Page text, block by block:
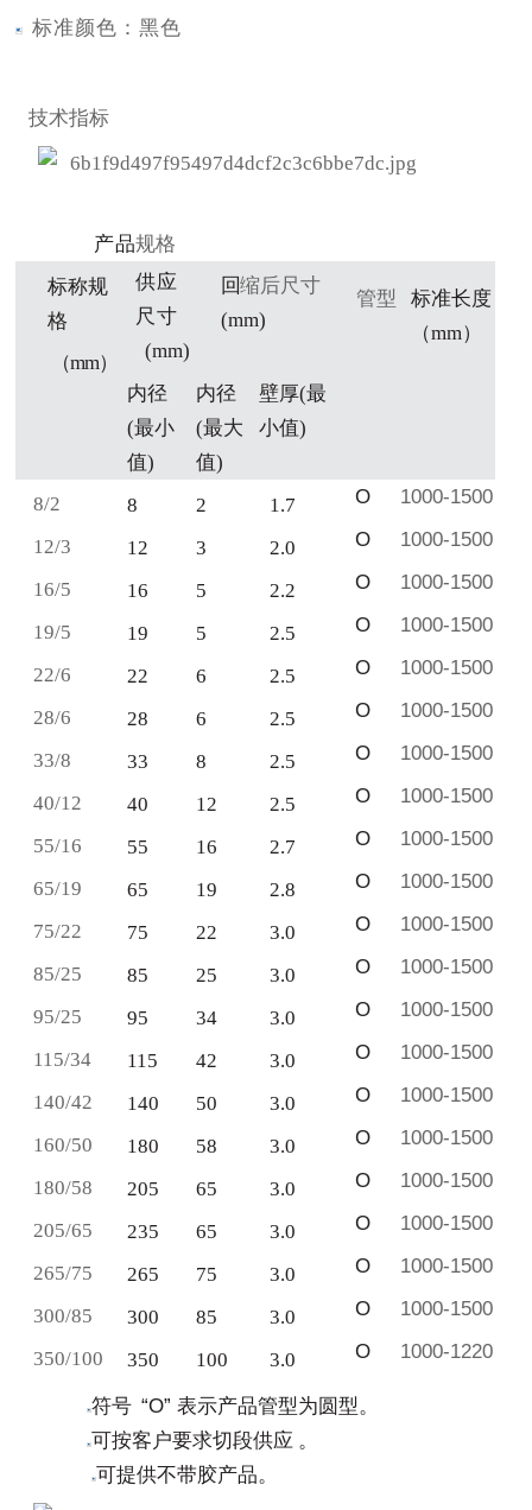
标准颜色：黑色
技术指标
产品规格
标称规
格
（mm）
供应
尺寸
(mm)
回缩后尺寸
(mm)
管型 标准长度
（mm）
内径
(最小
值)
内径
(最大
值)
壁厚(最
小值)
8/2 8 2 1.7 O 1000-1500
12/3 12 3 2.0 O 1000-1500
16/5 16 5 2.2 O 1000-1500
19/5 19 5 2.5 O 1000-1500
22/6 22 6 2.5 O 1000-1500
28/6 28 6 2.5 O 1000-1500
33/8 33 8 2.5 O 1000-1500
40/12 40 12 2.5 O 1000-1500
55/16 55 16 2.7 O 1000-1500
65/19 65 19 2.8 O 1000-1500
75/22 75 22 3.0 O 1000-1500
85/25 85 25 3.0 O 1000-1500
95/25 95 34 3.0 O 1000-1500
115/34 115 42 3.0 O 1000-1500
140/42 140 50 3.0 O 1000-1500
160/50 180 58 3.0 O 1000-1500
180/58 205 65 3.0 O 1000-1500
205/65 235 65 3.0 O 1000-1500
265/75 265 75 3.0 O 1000-1500
300/85 300 85 3.0 O 1000-1500
350/100 350 100 3.0 O 1000-1220
符号 “O”表示产品管型为圆型。
可按客户要求切段供应 。
可提供不带胶产品。